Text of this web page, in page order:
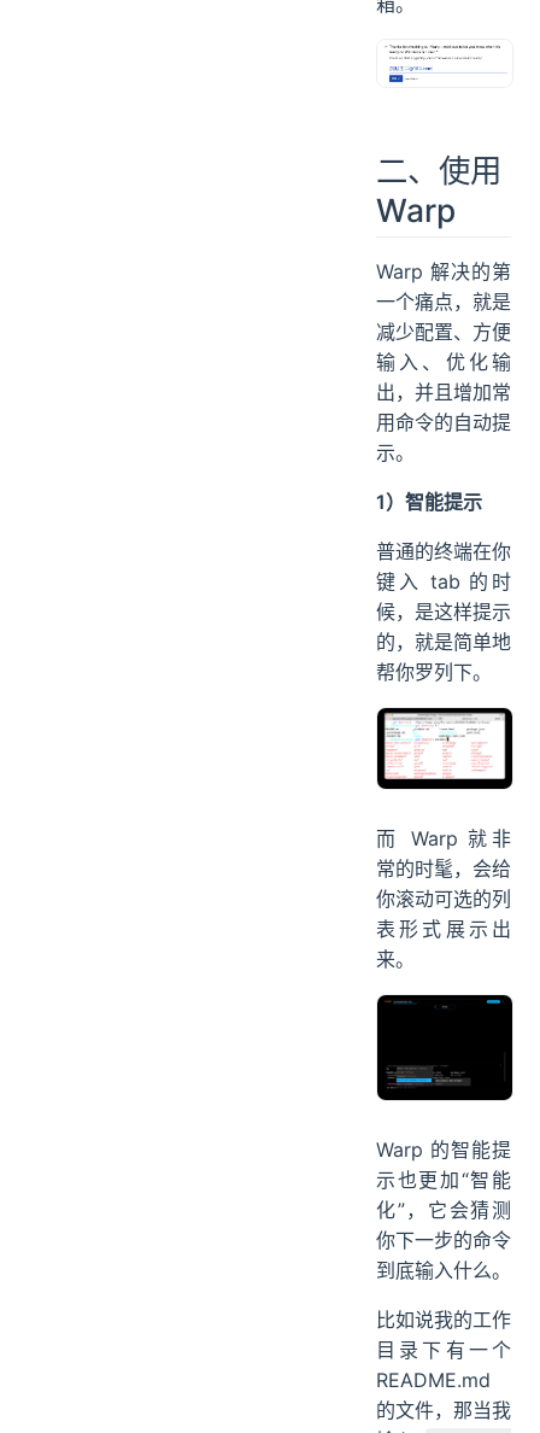
二、使用
Warp
Warp 解决的第
一个痛点，就是
减少配置、方便
输入、优化输
出，并且增加常
用命令的自动提
示。
1）智能提示
普通的终端在你
键入 tab 的时
候，是这样提示
的，就是简单地
帮你罗列下。
而 Warp 就非
常的时髦，会给
你滚动可选的列
表形式展示出
来。
Warp 的智能提
示也更加“智能
化”，它会猜测
你下一步的命令
到底输入什么。
比如说我的工作
目录下有一个
README.md
的文件，那当我